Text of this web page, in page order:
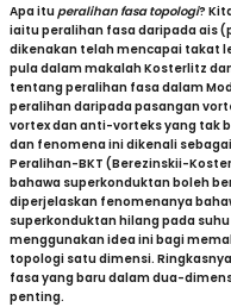
Apa ituperalihan fasa topologi?
iaitu peralihan fasa daripada ais
dikenakan telah mencapai takat
pula dalam makalah Kosterlitz
tentang peralihan fasa dalam
peralihan daripada pasangan
vortex dan anti-vorteks yang tak
dan fenomena ini dikenali
Peralihan-BKT (Berezinskii-
bahawa superkonduktan boleh
diperjelaskan fenomenanya
superkonduktan hilang pada
menggunakan idea ini bagi
topologi satu dimensi.
fasa yang baru dalam dua-
penting.